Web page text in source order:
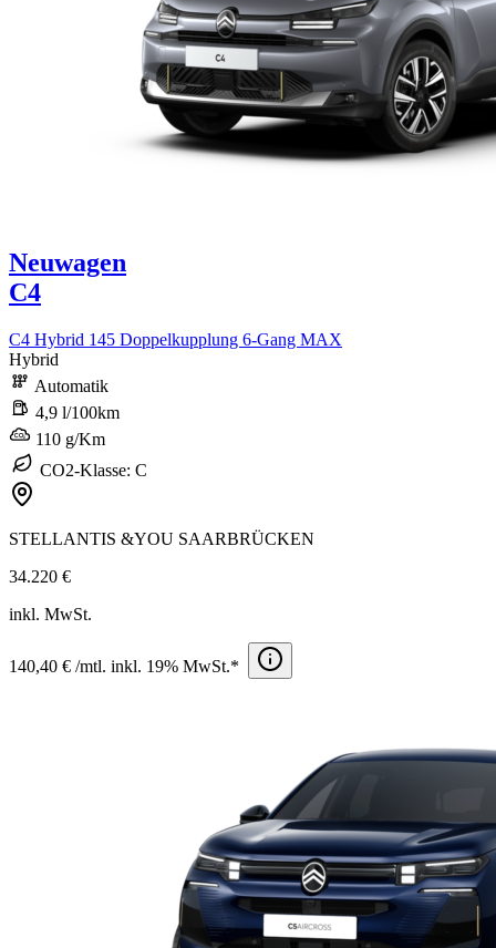
Neuwagen
C4
C4 Hybrid 145 Doppelkupplung 6-Gang MAX
Hybrid
Automatik
4,9 l/100km
110 g/Km
CO2-Klasse: C
STELLANTIS &YOU SAARBRÜCKEN
34.220 €
inkl. MwSt.
140,40 € /mtl. inkl. 19% MwSt.*